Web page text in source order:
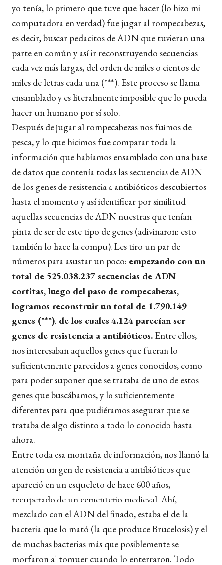
yo tenía, lo primero que tuve que hacer (lo hizo mi
computadora en verdad) fue jugar al rompecabezas,
es decir, buscar pedacitos de ADN que tuvieran una
parte en común y así ir reconstruyendo secuencias
cada vez más largas, del orden de miles o cientos de
miles de letras cada una (***). Este proceso se llama
ensamblado y es literalmente imposible que lo pueda
hacer un humano por sí solo.
Después de jugar al rompecabezas nos fuimos de
pesca, y lo que hicimos fue comparar toda la
información que habíamos ensamblado con una base
de datos que contenía todas las secuencias de ADN
de los genes de resistencia a antibióticos descubiertos
hasta el momento y así identificar por similitud
aquellas secuencias de ADN nuestras que tenían
pinta de ser de este tipo de genes (adivinaron: esto
también lo hace la compu). Les tiro un par de
números para asustar un poco: empezando con un
total de 525.038.237 secuencias de ADN
cortitas, luego del paso de rompecabezas,
logramos reconstruir un total de 1.790.149
genes (***), de los cuales 4.124 parecían ser
genes de resistencia a antibióticos. Entre ellos,
nos interesaban aquellos genes que fueran lo
suficientemente parecidos a genes conocidos, como
para poder suponer que se trataba de uno de estos
genes que buscábamos, y lo suficientemente
diferentes para que pudiéramos asegurar que se
trataba de algo distinto a todo lo conocido hasta
ahora.
Entre toda esa montaña de información, nos llamó la
atención un gen de resistencia a antibióticos que
apareció en un esqueleto de hace 600 años,
recuperado de un cementerio medieval. Ahí,
mezclado con el ADN del finado, estaba el de la
bacteria que lo mató (la que produce Brucelosis) y el
de muchas bacterias más que posiblemente se
morfaron al tomuer cuando lo enterraron. Todo